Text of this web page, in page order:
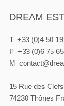
DREAM
T +33 (0)4 50 19
P +33 (0)6 75
M
15 Rue des Clefs
74230 Thônes